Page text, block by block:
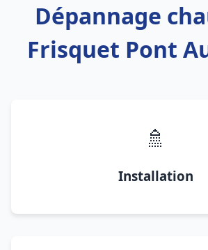
Dépannage
Frisquet Pont
🚿
Installation